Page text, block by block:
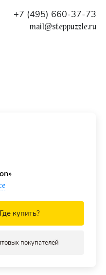
+7 (495) 660-37-73
mail@steppuzzle.ru
Где купить?
покупателей